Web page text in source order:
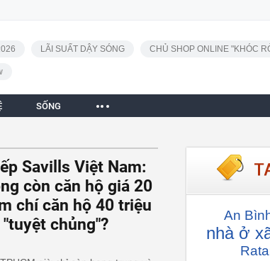
LÃI SUẤT DẬY SÓNG CHỦ SHOP ONLINE "KHÓC
SỐNG
Savills Việt Nam:
còn căn hộ giá 20
chí căn hộ 40 triệu
chủng"?
An
nhà ở